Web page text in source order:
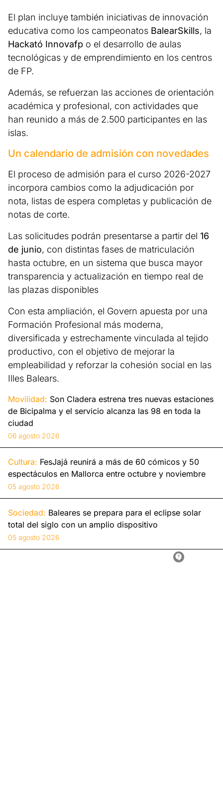
El plan incluye también iniciativas de innovación
educativa como los campeonatos BalearSkills, la
Hackató Innovafp o el desarrollo de aulas
tecnológicas y de emprendimiento en los centros
de FP.
Además, se refuerzan las acciones de orientación
académica y profesional, con actividades que
han reunido a más de 2.500 participantes en las
islas.
Un calendario de admisión con novedades
El proceso de admisión para el curso 2026-2027
incorpora cambios como la adjudicación por
nota, listas de espera completas y publicación de
notas de corte.
Las solicitudes podrán presentarse a partir del 16
de junio, con distintas fases de matriculación
hasta octubre, en un sistema que busca mayor
transparencia y actualización en tiempo real de
las plazas disponibles
Con esta ampliación, el Govern apuesta por una
Formación Profesional más moderna,
diversificada y estrechamente vinculada al tejido
productivo, con el objetivo de mejorar la
empleabilidad y reforzar la cohesión social en las
Illes Balears.
Movilidad: Son Cladera estrena tres nuevas estaciones
de Bicipalma y el servicio alcanza las 98 en toda la
ciudad
06 agosto 2026
Cultura: FesJajá reunirá a más de 60 cómicos y 50
espectáculos en Mallorca entre octubre y noviembre
05 agosto 2026
Sociedad: Baleares se prepara para el eclipse solar
total del siglo con un amplio dispositivo
05 agosto 2026